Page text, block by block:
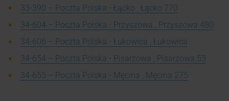
33-390 – Poczta Polska - Łącko , Łącko 770
34-604 – Poczta Polska - Przyszowa , Przyszowa 480
34-606 – Poczta Polska - Łukowica , Łukowica
34-654 – Poczta Polska - Pisarzowa , Pisarzowa 53
34-655 – Poczta Polska - Męcina , Męcina 275